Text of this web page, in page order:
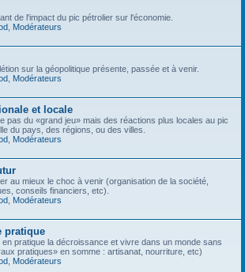
de l'impact du pic pétrolier sur l'économie.
Modérateurs
sur la géopolitique présente, passée et à venir.
Modérateurs
et locale
pas du «grand jeu» mais des réactions plus locales au pic
du pays, des régions, ou des villes.
Modérateurs
au mieux le choc à venir (organisation de la société,
conseils financiers, etc).
Modérateurs
pratique
pratique la décroissance et vivre dans un monde sans
pratiques» en somme : artisanat, nourriture, etc)
Modérateurs